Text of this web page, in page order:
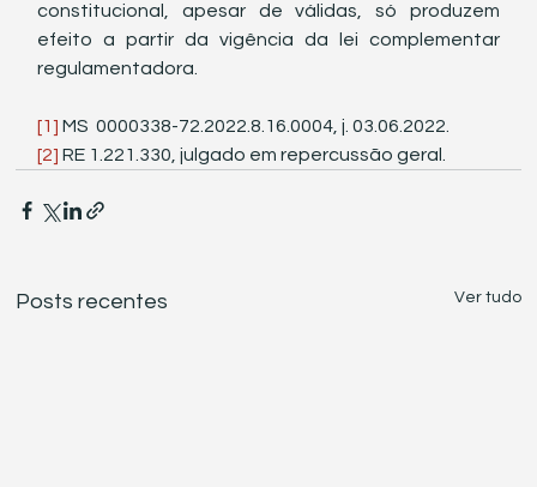
constitucional, apesar de válidas, só produzem
efeito a partir da vigência da lei complementar
regulamentadora.
[1] MS  0000338-72.2022.8.16.0004, j. 03.06.2022.
[2] RE 1.221.330, julgado em repercussão geral.
Posts recentes Ver tudo